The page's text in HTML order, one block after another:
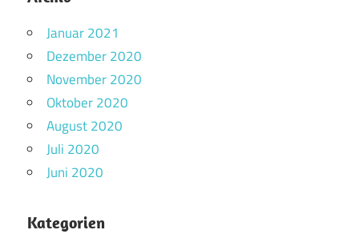
Januar 2021
Dezember 2020
November 2020
Oktober 2020
August 2020
Juli 2020
Juni 2020
Kategorien